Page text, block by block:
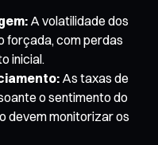
A volatilidade dos
forçada, com perdas
inicial.
As taxas de
o sentimento do
devem monitorizar os